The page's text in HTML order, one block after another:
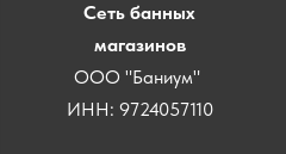
Сеть банных
магазинов
ООО "Баниум"
ИНН: 9724057110